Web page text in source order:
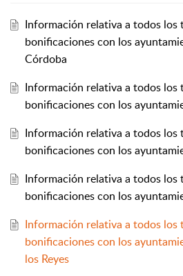
Información relativa a todos los
bonificaciones con los
Córdoba
Información relativa a todos los
bonificaciones con los
Información relativa a todos los
bonificaciones con los
Información relativa a todos los
bonificaciones con los
Información relativa a todos los
bonificaciones con los
los Reyes